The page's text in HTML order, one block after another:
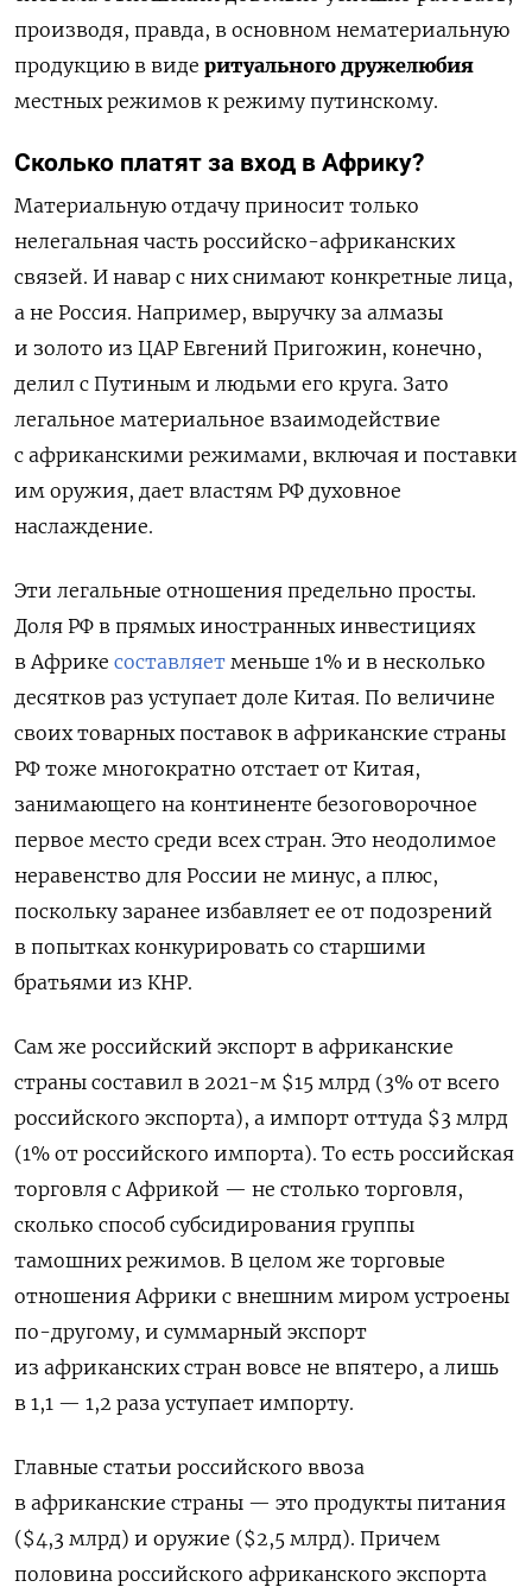
производя, правда, в основном нематериальную
продукцию в виде ритуального дружелюбия
местных режимов к режиму путинскому.
Сколько платят за вход в Африку?
Материальную отдачу приносит только
нелегальная часть российско-африканских
связей. И навар с них снимают конкретные лица,
а не Россия. Например, выручку за алмазы
и золото из ЦАР Евгений Пригожин, конечно,
делил с Путиным и людьми его круга. Зато
легальное материальное взаимодействие
с африканскими режимами, включая и поставки
им оружия, дает властям РФ духовное
наслаждение.
Эти легальные отношения предельно просты.
Доля РФ в прямых иностранных инвестициях
в Африке составляет меньше 1% и в несколько
десятков раз уступает доле Китая. По величине
своих товарных поставок в африканские страны
РФ тоже многократно отстает от Китая,
занимающего на континенте безоговорочное
первое место среди всех стран. Это неодолимое
неравенство для России не минус, а плюс,
поскольку заранее избавляет ее от подозрений
в попытках конкурировать со старшими
братьями из КНР.
Сам же российский экспорт в африканские
страны составил в 2021-м $15 млрд (3% от всего
российского экспорта), а импорт оттуда $3 млрд
(1% от российского импорта). То есть российская
торговля с Африкой — не столько торговля,
сколько способ субсидирования группы
тамошних режимов. В целом же торговые
отношения Африки с внешним миром устроены
по-другому, и суммарный экспорт
из африканских стран вовсе не впятеро, а лишь
в 1,1 — 1,2 раза уступает импорту.
Главные статьи российского ввоза
в африканские страны — это продукты питания
($4,3 млрд) и оружие ($2,5 млрд). Причем
половина российского африканского экспорта